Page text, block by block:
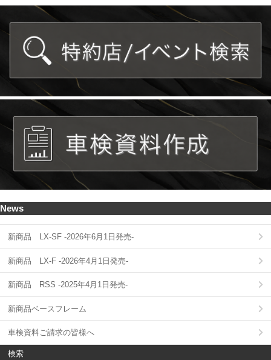
News
新商品 LX-SF -2026年6月1日発売-
新商品 LX-F -2026年4月1日発売-
新商品 RSS -2025年4月1日発売-
新商品ベースフレーム
車検資料ご請求の皆様へ
検索